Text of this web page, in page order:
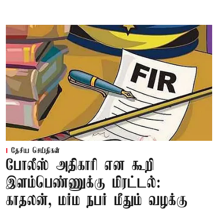
தேசிய செய்திகள்
போலீஸ் அதிகாரி என கூறி
இளம்பெண்ணுக்கு மிரட்டல்:
காதலன், மர்ம நபர் மீதும் வழக்கு